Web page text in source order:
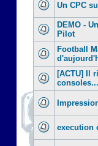
Un CPC
DEMO -
Pilot
Football
[ACTU] Il
consoles...
execution